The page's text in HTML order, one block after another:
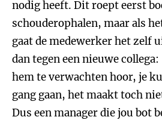
nodig heeft. Dit roept eerst
schouderophalen, maar als
gaat de medewerker het zelf
dan tegen een nieuwe collega:
hem te verwachten hoor, je
gang gaan, het maakt toch
Dus een manager die jou bot